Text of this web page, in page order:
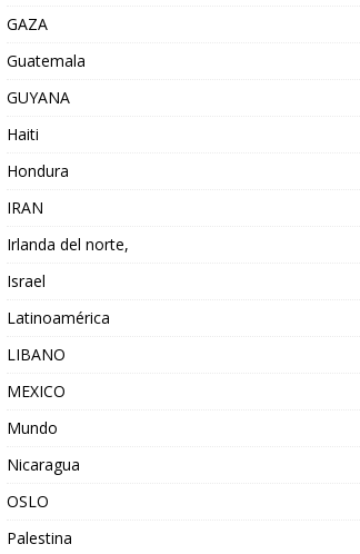
GAZA
Guatemala
GUYANA
Haiti
Hondura
IRAN
Irlanda del norte,
Israel
Latinoamérica
LIBANO
MEXICO
Mundo
Nicaragua
OSLO
Palestina